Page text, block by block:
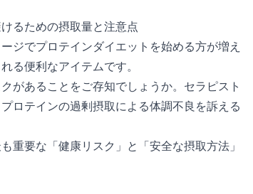
るための摂取量と注意点
ジでプロテインダイエットを始める方が増え
る便利なアイテムです。
があることをご存知でしょうか。セラピスト
ロテインの過剰摂取による体調不良を訴える
重要な「健康リスク」と「安全な摂取方法」